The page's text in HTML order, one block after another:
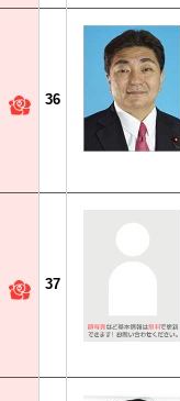
36
37